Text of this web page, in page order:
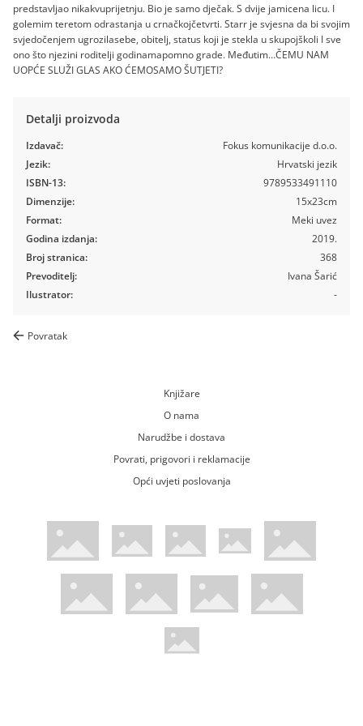
predstavljao nikakvuprijetnju. Bio je samo dječak. S dvije jamicena licu. I
golemim teretom odrastanja u crnačkojčetvrti. Starr je svjesna da bi svojim
svjedočenjem ugrozilasebe, obitelj, status koji je stekla u skupojškoli I sve
ono što njezini roditelji godinamapomno grade. Međutim…ČEMU NAM
UOPĆE SLUŽI GLAS AKO ĆEMOSAMO ŠUTJETI?
Detalji proizvoda
Izdavač:
Jezik:
ISBN-13:
Dimenzije:
Format:
Godina izdanja:
Broj stranica:
Prevoditelj:
Ilustrator:
Fokus komunikacije d.o.o.
Hrvatski jezik
9789533491110
15x23cm
Meki uvez
2019.
368
Ivana Šarić
-
Povratak
Knjižare
O nama
Narudžbe i dostava
Povrati, prigovori i reklamacije
Opći uvjeti poslovanja
WsPay web stranicaMaestro web stranicaMastercard web stranicaAmerican Express web stranica
Visa web stranica
Diners web stranicaTrustwave certificiranoMastercard sigurnosni kod web
Pci Dss certificirano
Verified by Visa web stranica